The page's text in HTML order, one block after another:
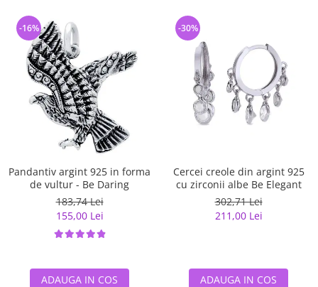
Pandantiv argint 925 in forma
de vultur - Be Daring
183,74 Lei
155,00 Lei
-16%
ADAUGA IN COS
Cercei creole din argint 925
cu zirconii albe Be Elegant
302,71 Lei
211,00 Lei
-30%
ADAUGA IN COS